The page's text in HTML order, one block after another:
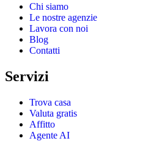
Chi siamo
Le nostre agenzie
Lavora con noi
Blog
Contatti
Servizi
Trova casa
Valuta gratis
Affitto
Agente AI